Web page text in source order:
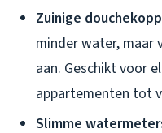
Zuinige
minder water, maar
aan. Geschikt voor
appartementen tot
Slimme